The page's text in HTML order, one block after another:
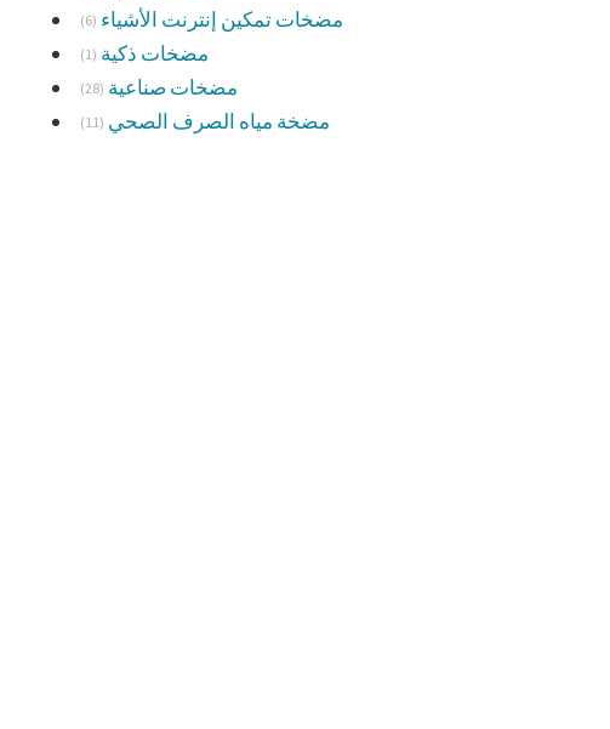
مضخات تمكين إنترنت الأشياء (6)
مضخات ذكية (1)
مضخات صناعية (28)
مضخة مياه الصرف الصحي (11)